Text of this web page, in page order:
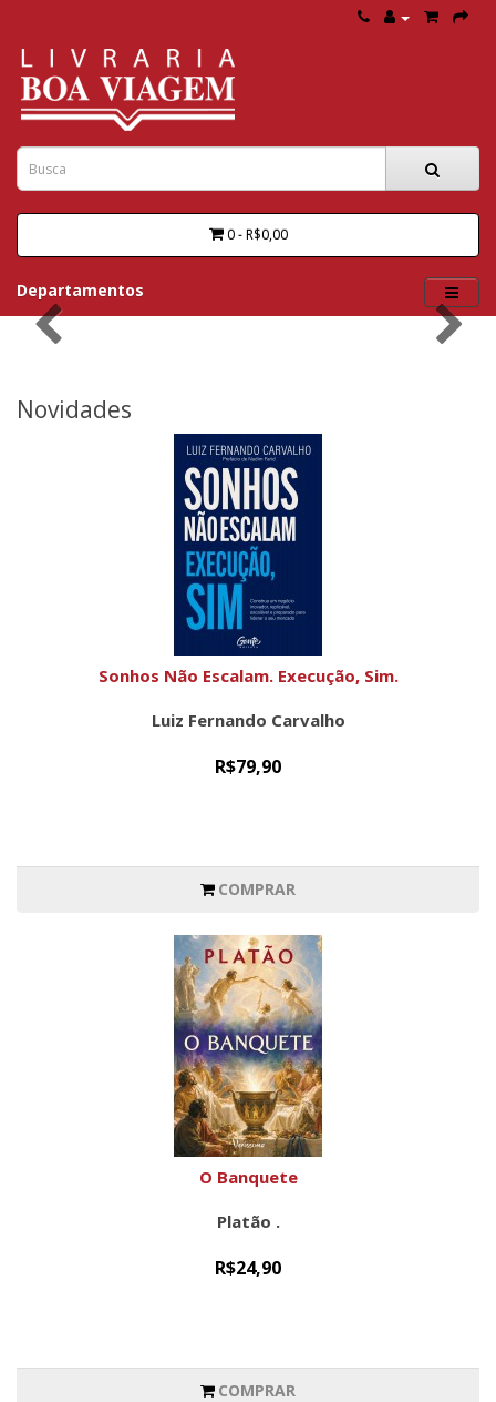
0 - R$0,00
Departamentos
Novidades
Sonhos Não Escalam. Execução, Sim.
Luiz Fernando Carvalho
R$79,90
COMPRAR
O Banquete
Platão .
R$24,90
COMPRAR